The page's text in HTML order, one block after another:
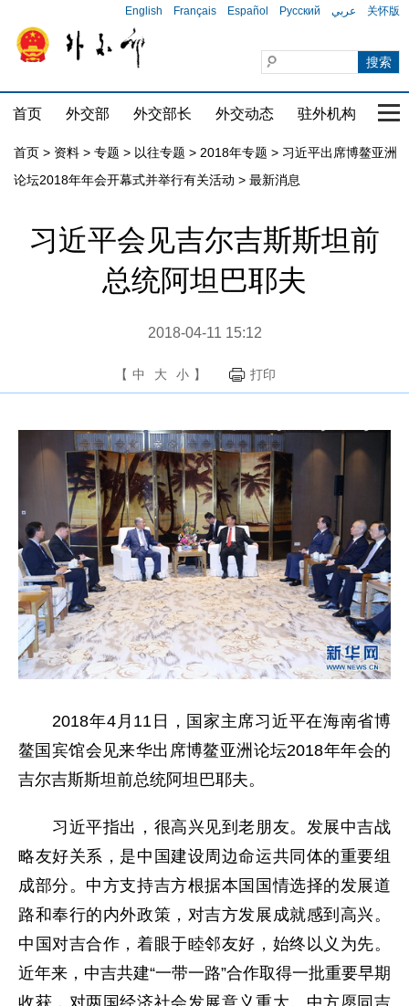
English Français Español Русский عربي 关怀版
首页 外交部 外交部长 外交动态 驻外机构 国
首页 > 资料 > 专题 > 以往专题 > 2018年专题 > 习近平出席博鳌亚洲
论坛2018年年会开幕式并举行有关活动 > 最新消息
习近平会见吉尔吉斯斯坦前
总统阿坦巴耶夫
2018-04-11 15:12
【 中 大 小 】 打印
2018年4月11日，国家主席习近平在海南省博
鳌国宾馆会见来华出席博鳌亚洲论坛2018年年会的
吉尔吉斯斯坦前总统阿坦巴耶夫。
习近平指出，很高兴见到老朋友。发展中吉战
略友好关系，是中国建设周边命运共同体的重要组
成部分。中方支持吉方根据本国国情选择的发展道
路和奉行的内外政策，对吉方发展成就感到高兴。
中国对吉合作，着眼于睦邻友好，始终以义为先。
近年来，中吉共建“一带一路”合作取得一批重要早期
收获，对两国经济社会发展意义重大。中方愿同吉